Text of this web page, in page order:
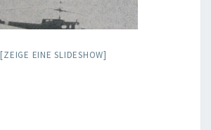
[ZEIGE EINE SLIDESHOW]